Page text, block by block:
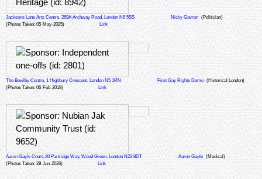
Jacksons Lane Arts Centre, 269A Archway Road, London N6 5SS Nicky Gavron (Politician)
(Photos Taken: 05-May-2025)
Link
The Bowlby Centre, 1 Highbury Crescent, London N5 1RN First Gay Rights Demo (Historical London)
(Photos Taken: 06-Feb-2018)
Link
Aaron Gayle Court, 20 Partridge Way, Wood Green, London N22 8DT Aaron Gayle (Medical)
(Photos Taken: 29-Jun-2026)
Link